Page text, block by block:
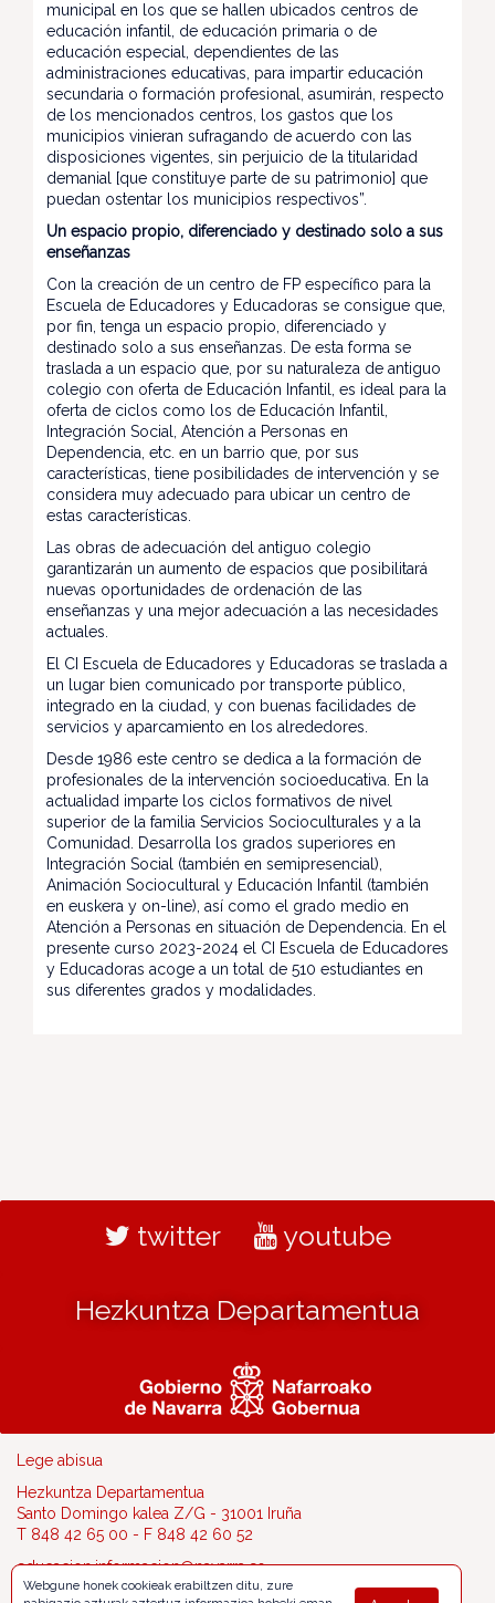
municipal en los que se hallen ubicados centros de
educación infantil, de educación primaria o de
educación especial, dependientes de las
administraciones educativas, para impartir educación
secundaria o formación profesional, asumirán, respecto
de los mencionados centros, los gastos que los
municipios vinieran sufragando de acuerdo con las
disposiciones vigentes, sin perjuicio de la titularidad
demanial [que constituye parte de su patrimonio] que
puedan ostentar los municipios respectivos”.
Un espacio propio, diferenciado y destinado solo a sus
enseñanzas
Con la creación de un centro de FP específico para la
Escuela de Educadores y Educadoras se consigue que,
por fin, tenga un espacio propio, diferenciado y
destinado solo a sus enseñanzas. De esta forma se
traslada a un espacio que, por su naturaleza de antiguo
colegio con oferta de Educación Infantil, es ideal para la
oferta de ciclos como los de Educación Infantil,
Integración Social, Atención a Personas en
Dependencia, etc. en un barrio que, por sus
características, tiene posibilidades de intervención y se
considera muy adecuado para ubicar un centro de
estas características.
Las obras de adecuación del antiguo colegio
garantizarán un aumento de espacios que posibilitará
nuevas oportunidades de ordenación de las
enseñanzas y una mejor adecuación a las necesidades
actuales.
El CI Escuela de Educadores y Educadoras se traslada a
un lugar bien comunicado por transporte público,
integrado en la ciudad, y con buenas facilidades de
servicios y aparcamiento en los alrededores.
Desde 1986 este centro se dedica a la formación de
profesionales de la intervención socioeducativa. En la
actualidad imparte los ciclos formativos de nivel
superior de la familia Servicios Socioculturales y a la
Comunidad. Desarrolla los grados superiores en
Integración Social (también en semipresencial),
Animación Sociocultural y Educación Infantil (también
en euskera y on-line), así como el grado medio en
Atención a Personas en situación de Dependencia. En el
presente curso 2023-2024 el CI Escuela de Educadores
y Educadoras acoge a un total de 510 estudiantes en
sus diferentes grados y modalidades.
twitter youtube
Hezkuntza Departamentua
Lege abisua
Hezkuntza Departamentua
Santo Domingo kalea Z/G - 31001 Iruña
T 848 42 65 00 - F 848 42 60 52
educacion.informacion@navarra.es
Webgune honek cookieak erabiltzen ditu, zure